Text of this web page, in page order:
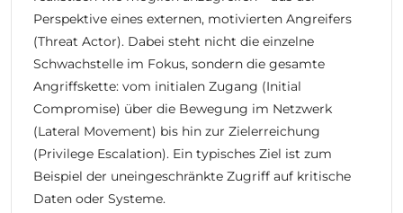
Perspektive eines externen, motivierten Angreifers
(Threat Actor). Dabei steht nicht die einzelne
Schwachstelle im Fokus, sondern die gesamte
Angriffskette: vom initialen Zugang (Initial
Compromise) über die Bewegung im Netzwerk
(Lateral Movement) bis hin zur Zielerreichung
(Privilege Escalation). Ein typisches Ziel ist zum
Beispiel der uneingeschränkte Zugriff auf kritische
Daten oder Systeme.